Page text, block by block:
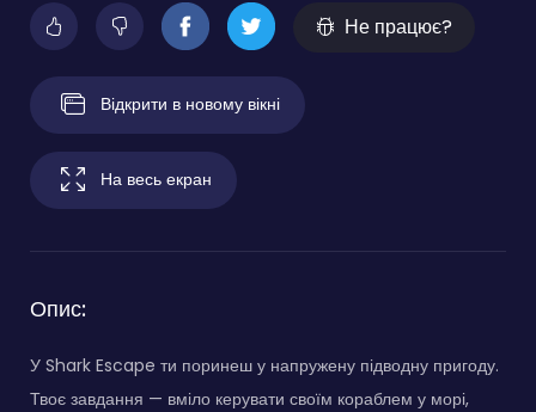
Не працює?
Відкрити в новому вікні
На весь екран
Опис:
У Shark Escape ти поринеш у напружену підводну пригоду.
Твоє завдання — вміло керувати своїм кораблем у морі,